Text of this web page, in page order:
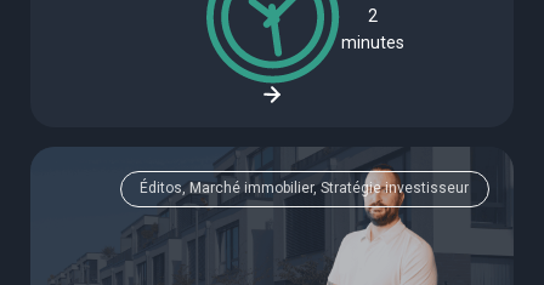
2
minutes
Éditos, Marché immobilier, Stratégie investisseur